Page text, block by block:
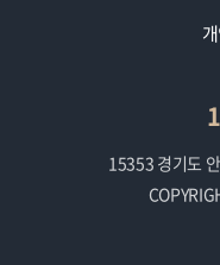
15353 경기도